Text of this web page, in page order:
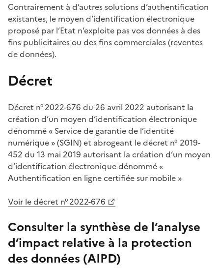
Contrairement à d’autres solutions d’authentification
existantes, le moyen d’identification électronique
proposé par l’Etat n’exploite pas vos données à des
fins publicitaires ou des fins commerciales (reventes
de données).
Décret
Décret n° 2022-676 du 26 avril 2022 autorisant la
création d’un moyen d’identification électronique
dénommé « Service de garantie de l’identité
numérique » (SGIN) et abrogeant le décret n° 2019-
452 du 13 mai 2019 autorisant la création d’un moyen
d’identification électronique dénommé «
Authentification en ligne certifiée sur mobile »
Voir le décret n° 2022-676
Consulter la synthèse de l’analyse
d’impact relative à la protection
des données (AIPD)